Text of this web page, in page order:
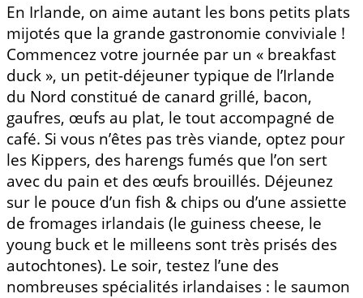
En Irlande, on aime autant les bons petits plats
mijotés que la grande gastronomie conviviale !
Commencez votre journée par un « breakfast
duck », un petit-déjeuner typique de l’Irlande
du Nord constitué de canard grillé, bacon,
gaufres, œufs au plat, le tout accompagné de
café. Si vous n’êtes pas très viande, optez pour
les Kippers, des harengs fumés que l’on sert
avec du pain et des œufs brouillés. Déjeunez
sur le pouce d’un fish & chips ou d’une assiette
de fromages irlandais (le guiness cheese, le
young buck et le milleens sont très prisés des
autochtones). Le soir, testez l’une des
nombreuses spécialités irlandaises : le saumon